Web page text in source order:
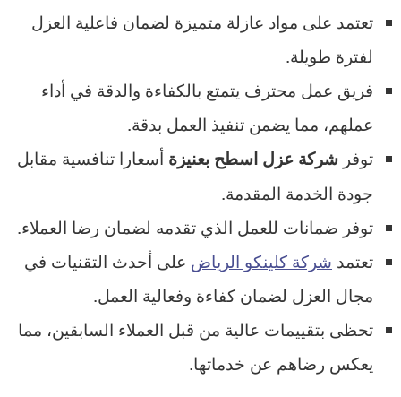
تعتمد على مواد عازلة متميزة لضمان فاعلية العزل
لفترة طويلة.
فريق عمل محترف يتمتع بالكفاءة والدقة في أداء
عملهم، مما يضمن تنفيذ العمل بدقة.
توفر شركة عزل اسطح بعنيزة أسعارا تنافسية مقابل
جودة الخدمة المقدمة.
توفر ضمانات للعمل الذي تقدمه لضمان رضا العملاء.
تعتمد شركة كلينكو الرياض على أحدث التقنيات في
مجال العزل لضمان كفاءة وفعالية العمل.
تحظى بتقييمات عالية من قبل العملاء السابقين، مما
يعكس رضاهم عن خدماتها.